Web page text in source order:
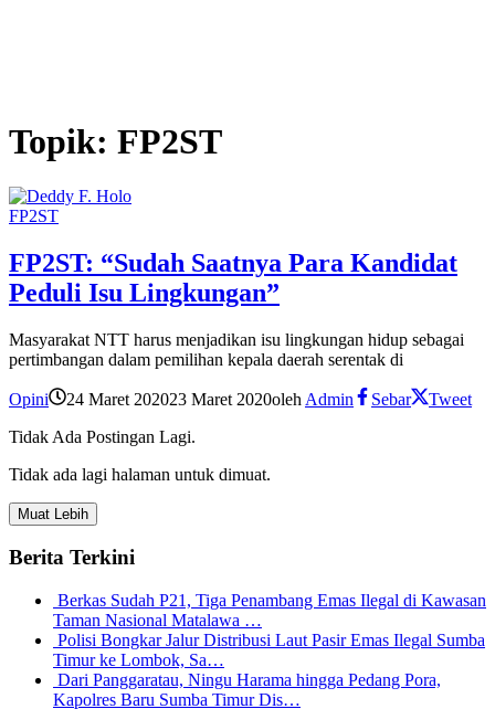
Topik: FP2ST
FP2ST
FP2ST: “Sudah Saatnya Para Kandidat
Peduli Isu Lingkungan”
Masyarakat NTT harus menjadikan isu lingkungan hidup sebagai
pertimbangan dalam pemilihan kepala daerah serentak di
Opini 24 Maret 202023 Maret 2020oleh Admin Sebar
Tweet
Tidak Ada Postingan Lagi.
Tidak ada lagi halaman untuk dimuat.
Muat Lebih
Berita Terkini
Berkas Sudah P21, Tiga Penambang Emas Ilegal di Kawasan
Taman Nasional Matalawa …
Polisi Bongkar Jalur Distribusi Laut Pasir Emas Ilegal Sumba
Timur ke Lombok, Sa…
Dari Panggaratau, Ningu Harama hingga Pedang Pora,
Kapolres Baru Sumba Timur Dis…